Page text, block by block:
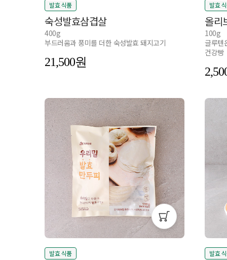
발효 식품
숙성발효삼겹살
400g
부드러움과 풍미를 더한 숙성발효 돼지고기
21,500
발효
올리
100g
글루텐
건강빵
발효 식품 발효